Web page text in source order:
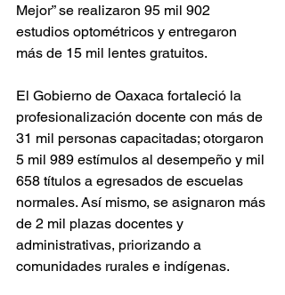
Mejor” se realizaron 95 mil 902
estudios optométricos y entregaron
más de 15 mil lentes gratuitos.
El Gobierno de Oaxaca fortaleció la
profesionalización docente con más de
31 mil personas capacitadas; otorgaron
5 mil 989 estímulos al desempeño y mil
658 títulos a egresados de escuelas
normales. Así mismo, se asignaron más
de 2 mil plazas docentes y
administrativas, priorizando a
comunidades rurales e indígenas.